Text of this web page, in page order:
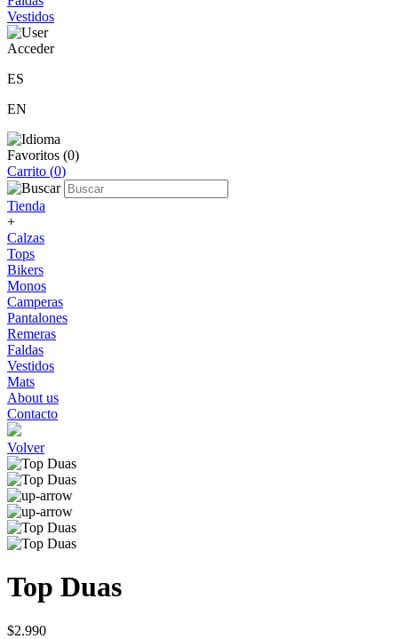
Vestidos
Acceder
ES
EN
Favoritos (0)
Carrito (0)
Tienda
+
Calzas
Tops
Bikers
Monos
Camperas
Pantalones
Remeras
Faldas
Vestidos
Mats
About us
Contacto
Volver
Top Duas
$2.990